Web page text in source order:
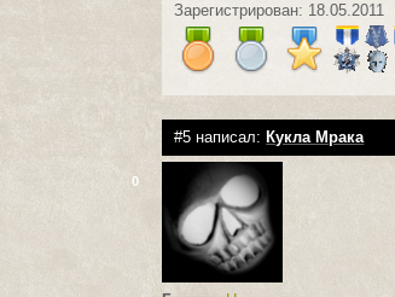
Зарегистрирован: 18.05.2011
#5 написал: Кукла Мрака
0